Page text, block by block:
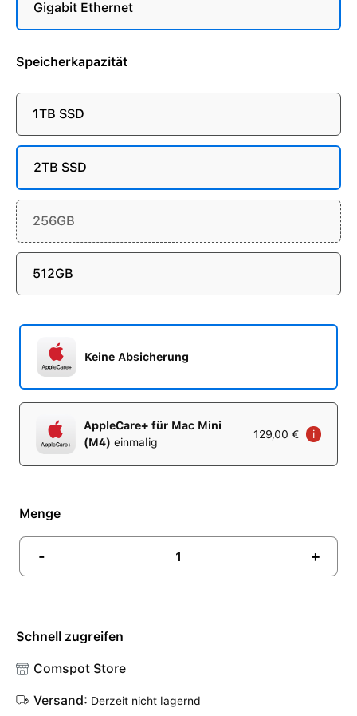
Gigabit Ethernet
Speicherkapazität
1TB SSD
2TB SSD
256GB
512GB
Keine Absicherung
AppleCare+ für Mac Mini
(M4) einmalig
129,00 € i
Menge
- +
Schnell zugreifen
Comspot Store
Versand: Derzeit nicht lagernd